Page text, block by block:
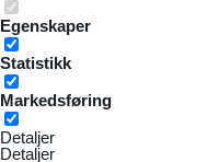
Egenskaper
Statistikk
Markedsføring
Detaljer
Detaljer